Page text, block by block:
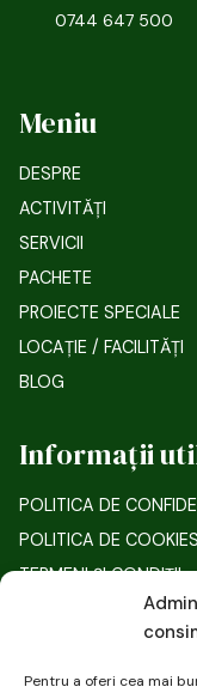
Pentru a oferi cea mai
0744 647 500
Meniu
DESPRE
ACTIVITĂȚI
SERVICII
PACHETE
PROIECTE SPECIALE
LOCAȚIE / FACILITĂȚI
BLOG
Informații
POLITICA DE
POLITICA DE COOKIES
TERMENI ȘI CONDIȚII
MINISTERUL
MINISTERUL MEDIULUI
ANPC